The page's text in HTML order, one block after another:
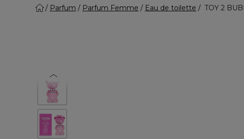
Parfum Parfum Femme Eau de toilette TOY 2